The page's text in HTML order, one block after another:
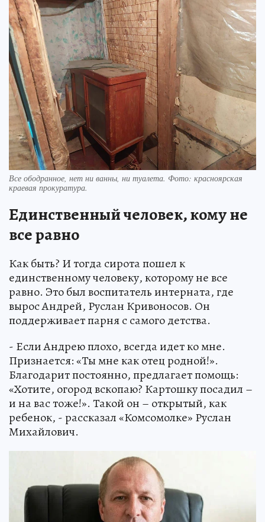
Все ободранное, нет ни ванны, ни туалета. Фото: красноярская
краевая прокуратура.
Единственный человек, кому не
все равно
Как быть? И тогда сирота пошел к
единственному человеку, которому не все
равно. Это был воспитатель интерната, где
вырос Андрей, Руслан Кривоносов. Он
поддерживает парня с самого детства.
- Если Андрею плохо, всегда идет ко мне.
Признается: «Ты мне как отец родной!».
Благодарит постоянно, предлагает помощь:
«Хотите, огород вскопаю? Картошку посадил –
и на вас тоже!». Такой он – открытый, как
ребенок, - рассказал «Комсомолке» Руслан
Михайлович.